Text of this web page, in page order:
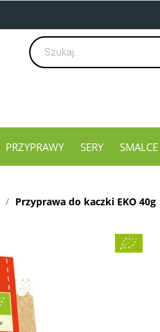
PRZYPRAWY SERY SMALCE
Przyprawa do kaczki EKO 40g